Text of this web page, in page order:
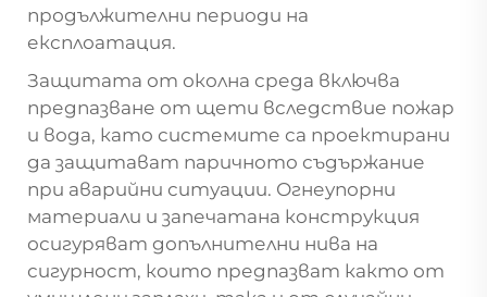
продължителни периоди на
експлоатация.
Защитата от околна среда включва
предпазване от щети вследствие пожар
и вода, като системите са проектирани
да защитават паричното съдържание
при аварийни ситуации. Огнеупорни
материали и запечатана конструкция
осигуряват допълнителни нива на
сигурност, които предпазват както от